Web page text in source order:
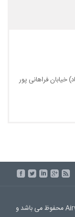
خیابان فراهانی پور
تمامی حقوق این سایت نزد نمایندگی چیلرهای Airwave محفوظ می باشد و